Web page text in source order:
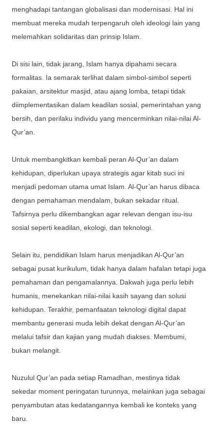
menghadapi tantangan globalisasi dan modernisasi. Hal ini
membuat mereka mudah terpengaruh oleh ideologi lain yang
melemahkan solidaritas dan prinsip Islam.
Di sisi lain, tidak jarang, Islam hanya dipahami secara
formalitas. Ia semarak terlihat dalam simbol-simbol seperti
pakaian, arsitektur masjid, atau ajang lomba, tetapi tidak
diimplementasikan dalam keadilan sosial, pemerintahan yang
bersih, dan perilaku individu yang mencerminkan nilai-nilai Al-
Qur’an.
Untuk membangkitkan kembali peran Al-Qur’an dalam
kehidupan, diperlukan upaya strategis agar kitab suci ini
menjadi pedoman utama umat Islam. Al-Qur’an harus dibaca
dengan pemahaman mendalam, bukan sekadar ritual.
Tafsirnya perlu dikembangkan agar relevan dengan isu-isu
sosial seperti keadilan, ekologi, dan teknologi.
Selain itu, pendidikan Islam harus menjadikan Al-Qur’an
sebagai pusat kurikulum, tidak hanya dalam hafalan tetapi juga
pemahaman dan pengamalannya. Dakwah juga perlu lebih
humanis, menekankan nilai-nilai kasih sayang dan solusi
kehidupan. Terakhir, pemanfaatan teknologi digital dapat
membantu generasi muda lebih dekat dengan Al-Qur’an
melalui tafsir dan kajian yang mudah diakses. Membumi,
bukan melangit.
Nuzulul Qur’an pada setiap Ramadhan, mestinya tidak
sekedar moment peringatan turunnya, melainkan juga sebagai
penyambutan atas kedatangannya kembali ke konteks yang
baru.